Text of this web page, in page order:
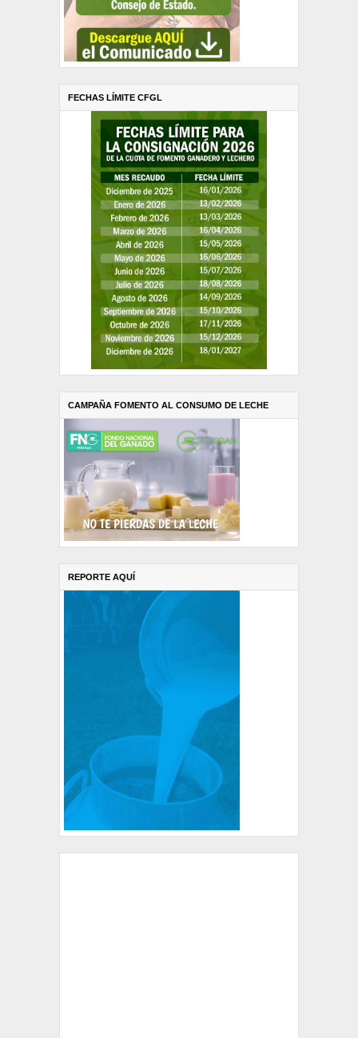
FECHAS LÍMITE CFGL
CAMPAÑA FOMENTO AL CONSUMO DE LECHE
REPORTE AQUÍ